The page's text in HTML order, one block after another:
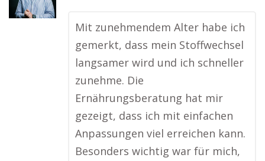
Mit zunehmendem Alter habe ich
gemerkt, dass mein Stoffwechsel
langsamer wird und ich schneller
zunehme. Die
Ernährungsberatung hat mir
gezeigt, dass ich mit einfachen
Anpassungen viel erreichen kann.
Besonders wichtig war für mich,